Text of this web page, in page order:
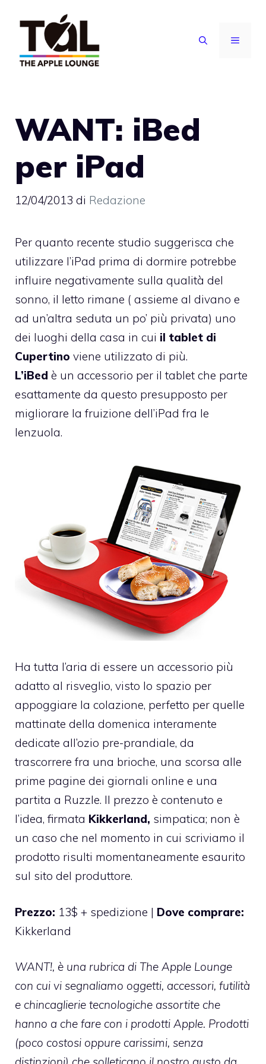
contenuto
MENU
WANT: iBed
per iPad
12/04/2013 di Redazione
Per quanto recente studio suggerisca che
utilizzare l’iPad prima di dormire potrebbe
influire negativamente sulla qualità del
sonno, il letto rimane ( assieme al divano e
ad un’altra seduta un po’ più privata) uno
dei luoghi della casa in cui il tablet di
Cupertino viene utilizzato di più.
L’iBed è un accessorio per il tablet che parte
esattamente da questo presupposto per
migliorare la fruizione dell’iPad fra le
lenzuola.
Ha tutta l’aria di essere un accessorio più
adatto al risveglio, visto lo spazio per
appoggiare la colazione, perfetto per quelle
mattinate della domenica interamente
dedicate all’ozio pre-prandiale, da
trascorrere fra una brioche, una scorsa alle
prime pagine dei giornali online e una
partita a Ruzzle. Il prezzo è contenuto e
l’idea, firmata Kikkerland, simpatica; non è
un caso che nel momento in cui scriviamo il
prodotto risulti momentaneamente esaurito
sul sito del produttore.
Prezzo: 13$ + spedizione | Dove comprare:
Kikkerland
WANT!, è una rubrica di The Apple Lounge
con cui vi segnaliamo oggetti, accessori, futilità
e chincaglierie tecnologiche assortite che
hanno a che fare con i prodotti Apple. Prodotti
(poco costosi oppure carissimi, senza